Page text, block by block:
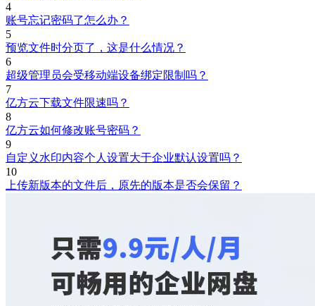
4
账号忘记密码了怎么办？
5
预览文件时分页了，这是什么情况？
6
超级管理员会受移动端设备绑定限制吗？
7
亿方云下载文件限速吗？
8
亿方云如何修改账号密码？
9
自定义水印内容个人设置大于企业默认设置吗？
10
上传新版本的文件后，原先的版本是否会保留？